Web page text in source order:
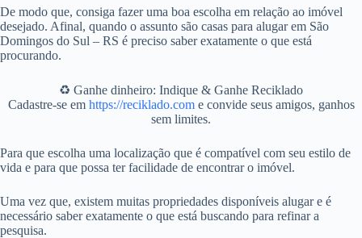
De modo que, consiga fazer uma boa escolha em relação ao imóvel
desejado. Afinal, quando o assunto são casas para alugar em São
Domingos do Sul – RS é preciso saber exatamente o que está
procurando.
♻️ Ganhe dinheiro: Indique & Ganhe Reciklado
Cadastre-se em https://reciklado.come convide seus amigos, ganhos
sem limites.
Para que escolha uma localização que é compatível com seu estilo de
vida e para que possa ter facilidade de encontrar o imóvel.
Uma vez que, existem muitas propriedades disponíveis alugar e é
necessário saber exatamente o que está buscando para refinar a
pesquisa.